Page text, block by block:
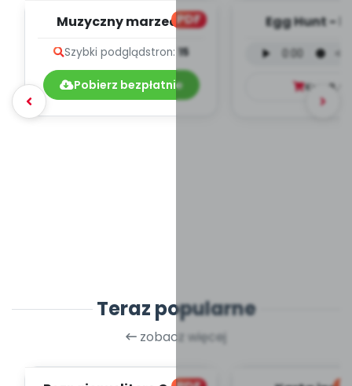
PDF
Muzyczny marzec -
Szybki podglądstron: 15
Pobierz bezpłatnie
Egg Hunt -
mp3)
Kup 9.99
Teraz popularne
zobacz więcej